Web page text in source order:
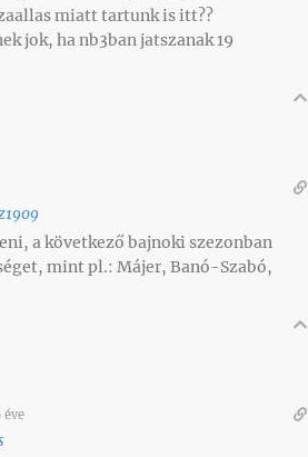
miatt tartunk is itt??
jok, ha nb3ban jatszanak 19
a következő bajnoki szezonban
mint pl.: Májer, Banó-Szabó,
éve